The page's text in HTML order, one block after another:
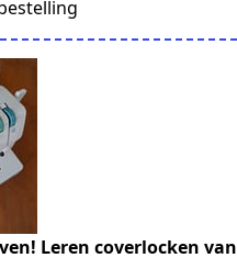
Leren coverlocken van